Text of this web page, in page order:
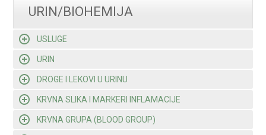
URIN/BIOHEMIJA
USLUGE
URIN
DROGE I LEKOVI U URINU
KRVNA SLIKA I MARKERI INFLAMACIJE
KRVNA GRUPA (BLOOD GROUP)